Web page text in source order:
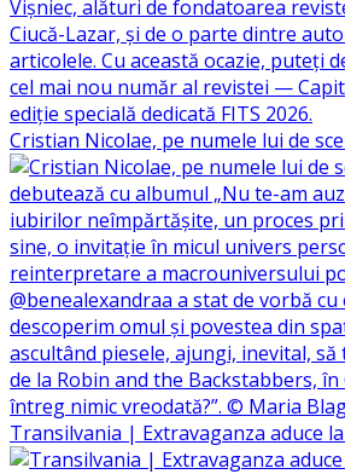
Cristian Nicolae, pe numele lui de
Transilvania | Extravaganza aduce